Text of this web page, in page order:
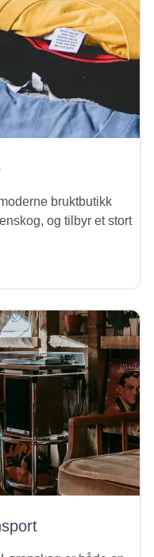
bruktbutikk
og tilbyr et stort